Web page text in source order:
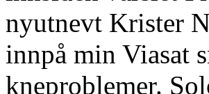
nyutnevt Krister
innpå min Viasat
kneproblemer.